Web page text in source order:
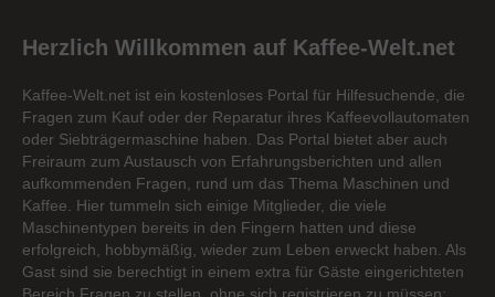
Herzlich Willkommen auf Kaffee-Welt.net
Kaffee-Welt.net ist ein kostenloses Portal für Hilfesuchende, die
Fragen zum Kauf oder der Reparatur ihres Kaffeevollautomaten
oder Siebträgermaschine haben. Das Portal bietet aber auch
Freiraum zum Austausch von Erfahrungsberichten und allen
aufkommenden Fragen, rund um das Thema Maschinen und
Kaffee. Hier tummeln sich einige Mitglieder, die viele
Maschinentypen bereits in den Fingern hatten und diese
erfolgreich, hobbymäßig, wieder zum Leben erweckt haben. Als
Gast sind sie berechtigt in einem extra für Gäste eingerichteten